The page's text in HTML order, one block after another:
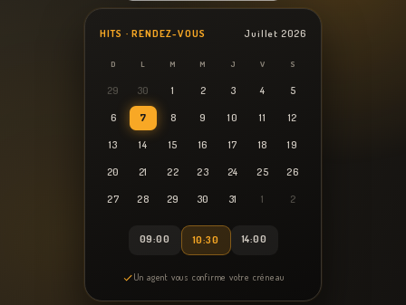
HITS · RENDEZ-VOUS Juillet 2026
D L M M J V S
29 30 1 2 3 4 5
6 7 8 9 10 11 12
13 14 15 16 17 18 19
20 21 22 23 24 25 26
27 28 29 30 31 1 2
09:00 10:30 14:00
Un agent vous confirme votre créneau